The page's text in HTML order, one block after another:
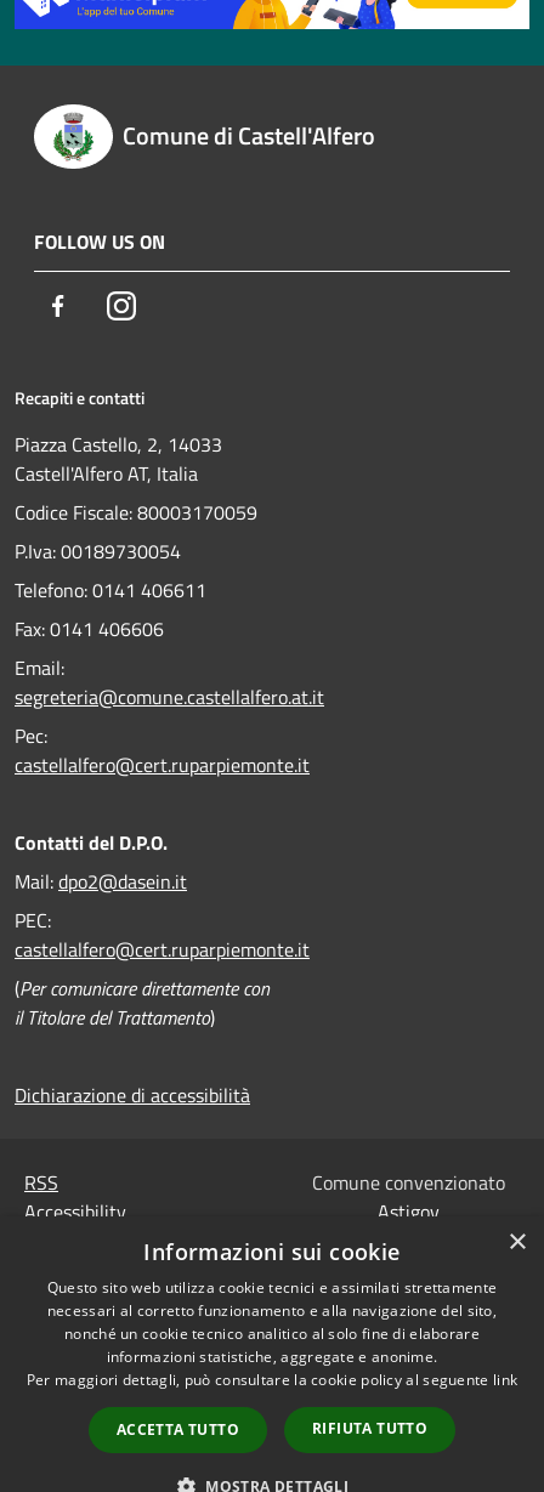
Comune di Castell'Alfero
FOLLOW US ON
FacebookInstagram
Recapiti e contatti
Piazza Castello, 2, 14033
Castell'Alfero AT, Italia
Codice Fiscale: 80003170059
P.Iva: 00189730054
Telefono:0141 406611
Fax:0141 406606
Email:
segreteria@comune.castellalfero.at.it
Pec:
castellalfero@cert.ruparpiemonte.it
Contatti del D.P.O.
Mail:dpo2@dasein.it
PEC:
castellalfero@cert.ruparpiemonte.it
(Per comunicare direttamente con
il Titolare del Trattamento)
Dichiarazione di accessibilità
RSS
Accessibility
Sitemap
Codice Univoco IPA,
Tesoreria e Coordinate
bancarie
Dati di contatto DPO
Dichiarazione di
Comune convenzionato
Astigov
Progetto|Convenzione
Adesioni
•Accesso redazione
×
Informazioni sui cookie
Questo sito web utilizza cookie tecnici e assimilati strettamente
necessari al corretto funzionamento e alla navigazione del sito,
nonché un cookie tecnico analitico al solo fine di elaborare
informazioni statistiche, aggregate e anonime.
Per maggiori dettagli, può consultare la cookie policy al seguente link
ACCETTA TUTTO RIFIUTA TUTTO
MOSTRA DETTAGLI